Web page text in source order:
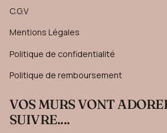
C.G.V
Mentions Légales
Politique de confidentialité
Politique de remboursement
VOS MURS VONT
SUIVRE....